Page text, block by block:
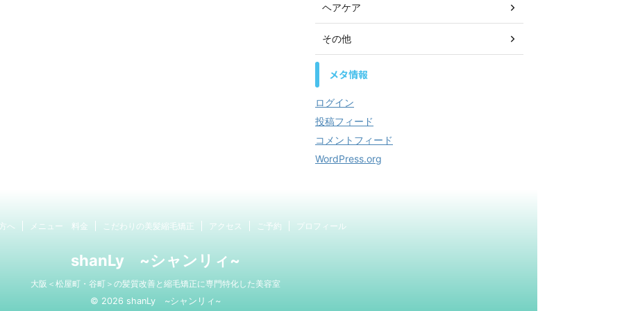
ヘアケア
その他
メタ情報
ログイン
投稿フィード
コメントフィード
WordPress.org
へ メニュー 料金 こだわりの美髪縮毛矯正 アクセス ご予約 プロフィール
shanLy ~シャンリィ~
大阪＜松屋町・谷町＞の髪質改善と縮毛矯正に専門特化した美容室
© 2026 shanLy ~シャンリィ~